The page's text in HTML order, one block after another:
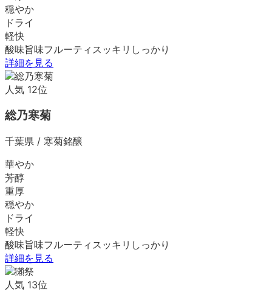
穏やか
ドライ
軽快
酸味旨味フルーティ スッキリ しっかり
詳細を見る
人気 12位
総乃寒菊
千葉県 / 寒菊銘醸
華やか
芳醇
重厚
穏やか
ドライ
軽快
酸味旨味フルーティ スッキリ しっかり
詳細を見る
人気 13位